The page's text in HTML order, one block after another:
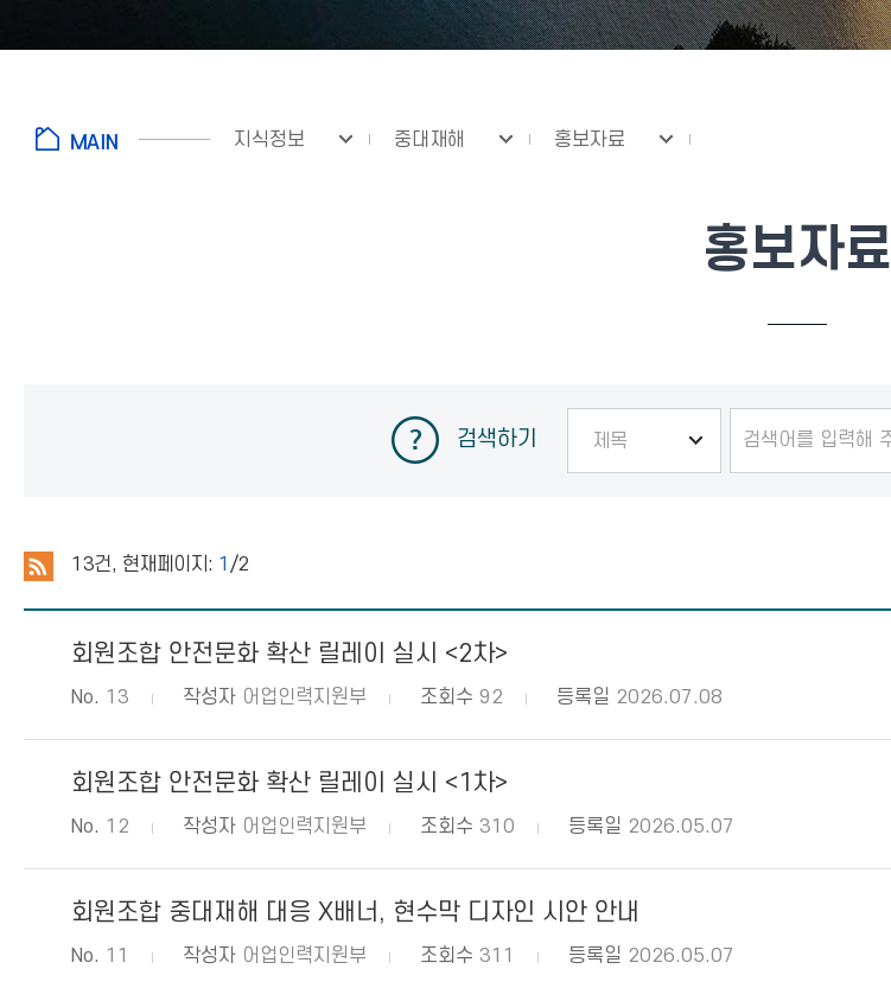
지식정보 중대재해 홍보자료
홍보자료
검색하기
13건, 현재페이지: 1 /2
회원조합 안전문화 확산 릴레이 실시 <2차>
No. 13 작성자 어업인력지원부 조회수 92 등록일 2026.07.08
회원조합 안전문화 확산 릴레이 실시 <1차>
No. 12 작성자 어업인력지원부 조회수 310 등록일 2026.05.07
회원조합 중대재해 대응 X배너, 현수막 디자인 시안 안내
No. 11 작성자 어업인력지원부 조회수 311 등록일 2026.05.07